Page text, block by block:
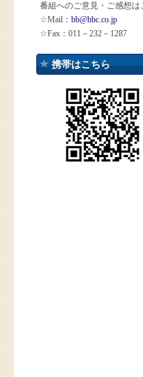
番組へのご意見・ご感想は
☆Mail： bb@hbc.co.jp
☆Fax：011－232－1287
携帯はこちら